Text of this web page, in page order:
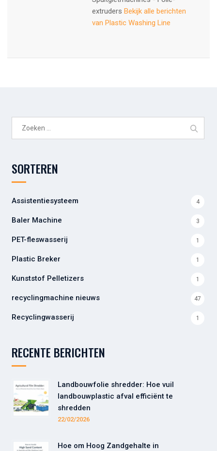
extruders Bekijk alle berichten
van Plastic Washing Line
SORTEREN
Assistentiesysteem 4
Baler Machine 3
PET-fleswasserij 1
Plastic Breker 1
Kunststof Pelletizers 1
recyclingmachine nieuws 47
Recyclingwasserij 1
RECENTE BERICHTEN
Landbouwfolie shredder: Hoe vuil
landbouwplastic afval efficiënt te
shredden
22/02/2026
Hoe om Hoog Zandgehalte in